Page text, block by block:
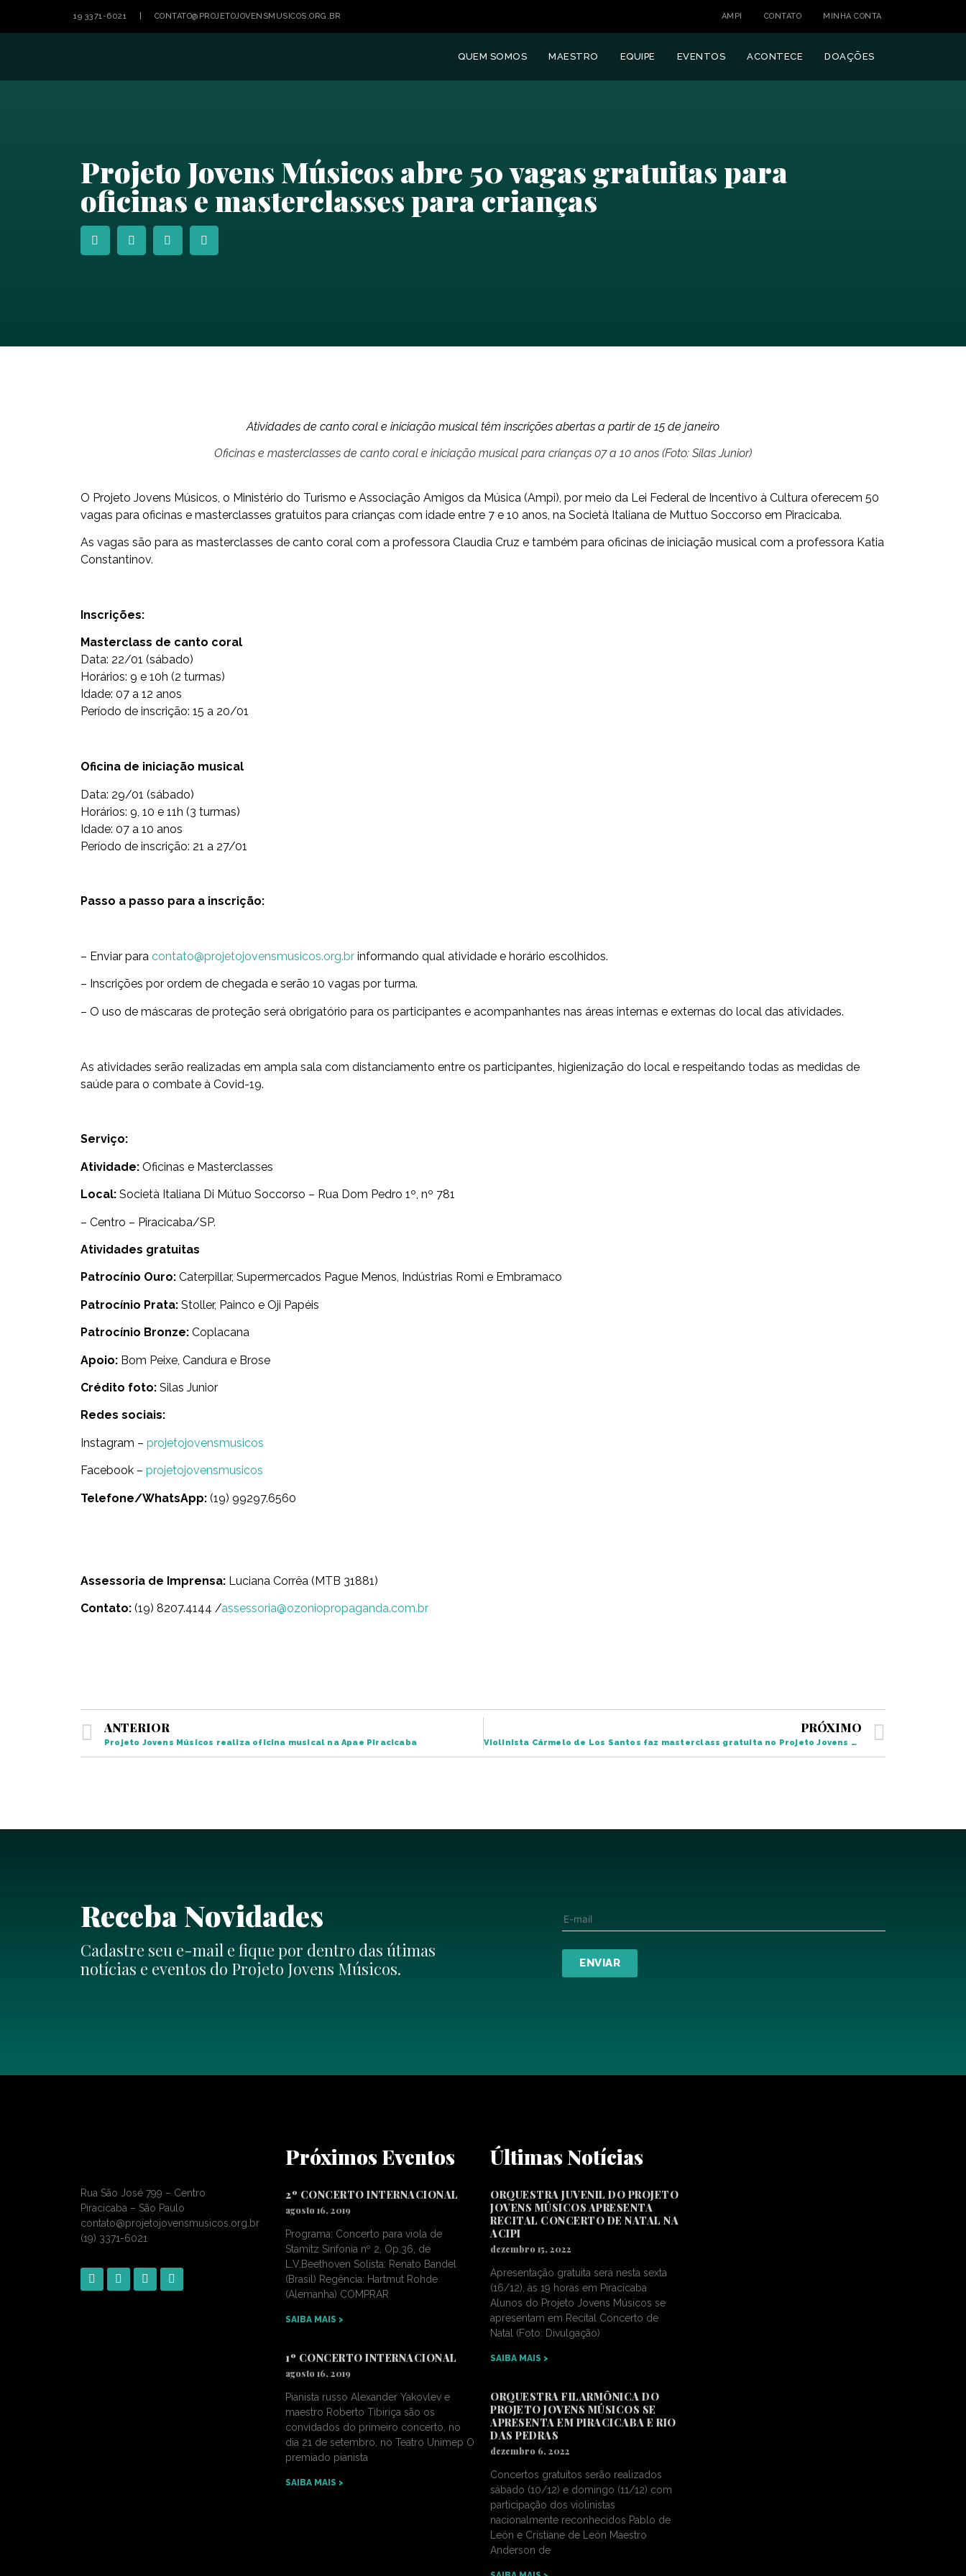
19 3371-6021 | CONTATO@PROJETOJOVENSMUSICOS.ORG.BR AMPI CONTATO MINHA CONTA
QUEM SOMOS MAESTRO EQUIPE EVENTOS ACONTECE DOAÇÕES
Projeto Jovens Músicos abre 50 vagas gratuitas para
oficinas e masterclasses para crianças
Atividades de canto coral e iniciação musical têm inscrições abertas a partir de 15 de janeiro
Oficinas e masterclasses de canto coral e iniciação musical para crianças 07 a 10 anos (Foto: Silas Junior)
O Projeto Jovens Músicos, o Ministério do Turismo e Associação Amigos da Música (Ampi), por meio da Lei Federal de Incentivo à Cultura oferecem 50
vagas para oficinas e masterclasses gratuitos para crianças com idade entre 7 e 10 anos, na Società Italiana de Muttuo Soccorso em Piracicaba.
As vagas são para as masterclasses de canto coral com a professora Claudia Cruz e também para oficinas de iniciação musical com a professora Katia
Constantinov.
Inscrições:
Masterclass de canto coral
Data: 22/01 (sábado)
Horários: 9 e 10h (2 turmas)
Idade: 07 a 12 anos
Período de inscrição: 15 a 20/01
Oficina de iniciação musical
Data: 29/01 (sábado)
Horários: 9, 10 e 11h (3 turmas)
Idade: 07 a 10 anos
Período de inscrição: 21 a 27/01
Passo a passo para a inscrição:
– Enviar para contato@projetojovensmusicos.org.br informando qual atividade e horário escolhidos.
– Inscrições por ordem de chegada e serão 10 vagas por turma.
– O uso de máscaras de proteção será obrigatório para os participantes e acompanhantes nas áreas internas e externas do local das atividades.
As atividades serão realizadas em ampla sala com distanciamento entre os participantes, higienização do local e respeitando todas as medidas de
saúde para o combate à Covid-19.
Serviço:
Atividade: Oficinas e Masterclasses
Local: Società Italiana Di Mútuo Soccorso – Rua Dom Pedro 1º, nº 781
– Centro – Piracicaba/SP.
Atividades gratuitas
Patrocínio Ouro: Caterpillar, Supermercados Pague Menos, Indústrias Romi e Embramaco
Patrocínio Prata: Stoller, Painco e Oji Papéis
Patrocínio Bronze: Coplacana
Apoio: Bom Peixe, Candura e Brose
Crédito foto: Silas Junior
Redes sociais:
Instagram – projetojovensmusicos
Facebook – projetojovensmusicos
Telefone/WhatsApp: (19) 99297.6560
Assessoria de Imprensa: Luciana Corrêa (MTB 31881)
Contato: (19) 8207.4144 /assessoria@ozoniopropaganda.com.br
ANTERIOR
Projeto Jovens Músicos realiza oficina musical na Apae Piracicaba
PRÓXIMO
Violinista Cármelo de Los Santos faz masterclass gratuita no Projeto Jovens Músicos
Receba Novidades
Cadastre seu e-mail e fique por dentro das útimas
notícias e eventos do Projeto Jovens Músicos.
E-mail
ENVIAR
Rua São José 799 – Centro
Piracicaba – São Paulo
contato@projetojovensmusicos.org.br
(19) 3371-6021
Próximos Eventos
2º CONCERTO INTERNACIONAL
agosto 16, 2019
Programa: Concerto para viola de
Stamitz Sinfonia nº 2, Op.36, de
L.V.Beethoven Solista: Renato Bandel
(Brasil) Regência: Hartmut Rohde
(Alemanha) COMPRAR
SAIBA MAIS >
1º CONCERTO INTERNACIONAL
agosto 16, 2019
Pianista russo Alexander Yakovlev e
maestro Roberto Tibiriça são os
convidados do primeiro concerto, no
dia 21 de setembro, no Teatro Unimep O
premiado pianista
SAIBA MAIS >
Últimas Notícias
ORQUESTRA JUVENIL DO PROJETO
JOVENS MÚSICOS APRESENTA
RECITAL CONCERTO DE NATAL NA
ACIPI
dezembro 15, 2022
Apresentação gratuita será nesta sexta
(16/12), às 19 horas em Piracicaba
Alunos do Projeto Jovens Músicos se
apresentam em Recital Concerto de
Natal (Foto: Divulgação)
SAIBA MAIS >
ORQUESTRA FILARMÔNICA DO
PROJETO JOVENS MÚSICOS SE
APRESENTA EM PIRACICABA E RIO
DAS PEDRAS
dezembro 6, 2022
Concertos gratuitos serão realizados
sábado (10/12) e domingo (11/12) com
participação dos violinistas
nacionalmente reconhecidos Pablo de
León e Cristiane de León Maestro
Anderson de